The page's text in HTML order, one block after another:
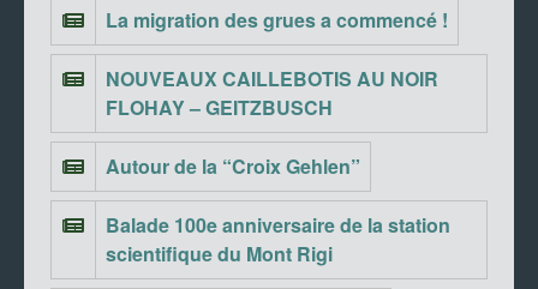
La migration des grues a commencé !
NOUVEAUX CAILLEBOTIS AU NOIR
FLOHAY – GEITZBUSCH
Autour de la “Croix Gehlen”
Balade 100e anniversaire de la station
scientifique du Mont Rigi